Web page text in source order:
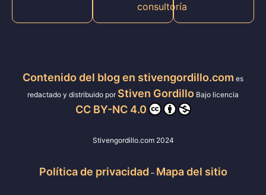
consultoría
Contenido del blog en stivengordillo.com es
redactado y distribuido por Stiven Gordillo Bajo licencia
CC BY-NC 4.0
Stivengordillo.com 2024
Política de privacidad – Mapa del sitio